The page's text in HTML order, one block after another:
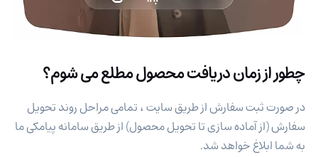
چطور از زمان دریافت محصول مطلع می شوم؟
در صورت ثبت سفارش از طریق سایت ، تمامی مراحل روند تحویل
سفارش (از آماده سازی تا تحویل محصول) از طریق سامانه پیامکی ما
به شما ابلاغ خواهد شد.